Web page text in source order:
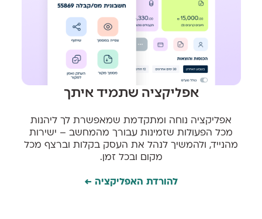
אפליקציה שתמיד איתך
אפליקציה נוחה ומתקדמת שמאפשרת לך ליהנות
מכל הפעולות שזמינות עבורך מהמחשב – ישירות
מהנייד, ולהמשיך לנהל את העסק בקלות וברצף מכל
מקום ובכל זמן.
להורדת האפליקציה ←